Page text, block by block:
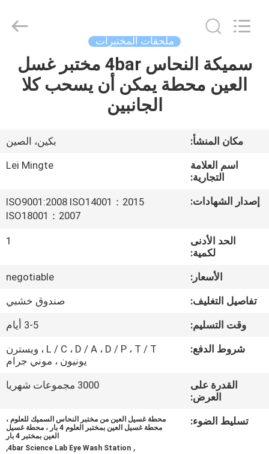
المنزل
حولنا
في
الجودة
اتصل
أخبار
الحالات
Reserved.
ملحقات المختبرات
سميكة النحاس 4bar مختبر غسل
العين محطة يمكن أن يسحب كلا
الجانبين
مكان المنشأ:
بكين، الصين
اسم العلامة
التجارية:
Lei Mingte
إصدار الشهادات:
ISO9001:2008 ISO14001：2015
ISO18001：2007
الحد الأدنى
لكمية:
1
الأسعار:
negotiable
تفاصيل التغليف:
صندوق خشبي
وقت التسليم:
3-5 أيام
شروط الدفع:
L / C ، D / A ، D / P ، T / T ، ويسترن
يونيون ، موني جرام
القدرة على
العرض:
3000 مجموعات شهريا
تسليط الضوء:
محطة غسيل العين من مختبر النحاس السميك للعلوم ،
محطة غسيل العين بمختبر العلوم 4 بار ، محطة غسيل
العين بمختبر 4 بار
,
4bar Science Lab Eye Wash Station
,